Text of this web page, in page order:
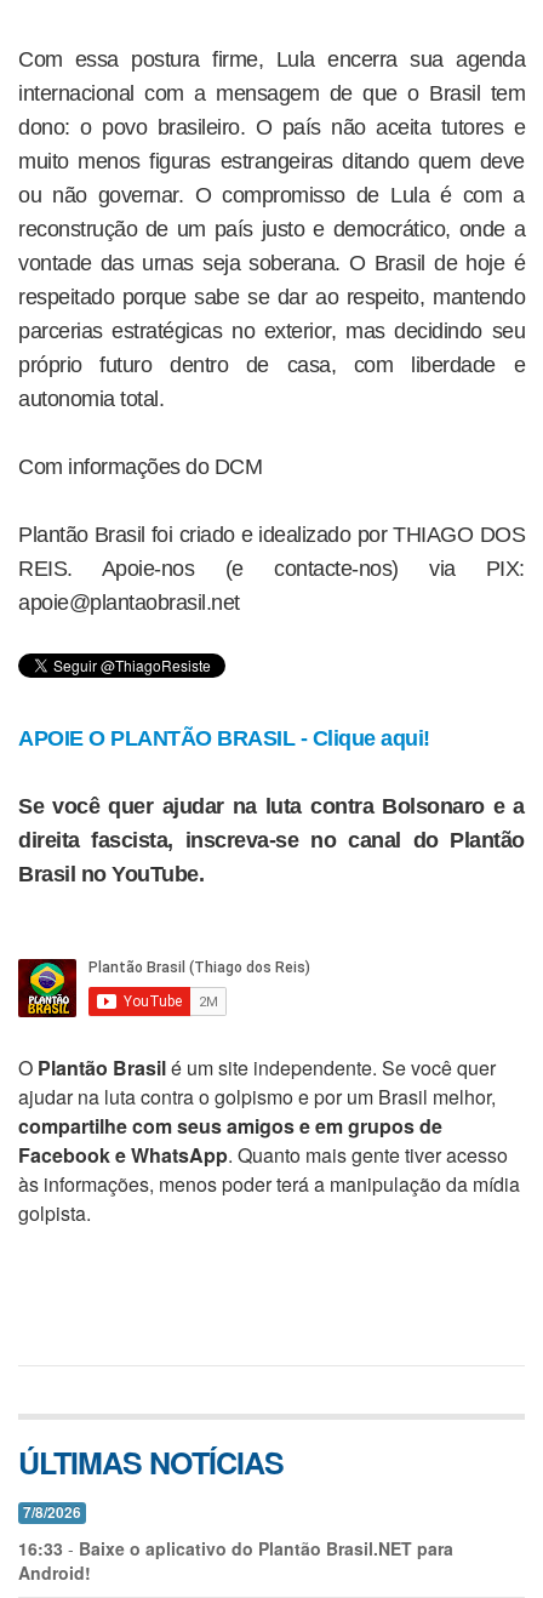
Com essa postura firme, Lula encerra sua agenda
internacional com a mensagem de que o Brasil tem
dono: o povo brasileiro. O país não aceita tutores e
muito menos figuras estrangeiras ditando quem deve
ou não governar. O compromisso de Lula é com a
reconstrução de um país justo e democrático, onde a
vontade das urnas seja soberana. O Brasil de hoje é
respeitado porque sabe se dar ao respeito, mantendo
parcerias estratégicas no exterior, mas decidindo seu
próprio futuro dentro de casa, com liberdade e
autonomia total.
Com informações do DCM
Plantão Brasil foi criado e idealizado por THIAGO DOS
REIS. Apoie-nos (e contacte-nos) via PIX:
apoie@plantaobrasil.net
APOIE O PLANTÃO BRASIL - Clique aqui!
Se você quer ajudar na luta contra Bolsonaro e a
direita fascista, inscreva-se no canal do Plantão
Brasil no YouTube.
O Plantão Brasilé um site independente. Se você quer
ajudar na luta contra o golpismo e por um Brasil melhor,
compartilhe com seus amigos e em grupos de
Facebook e WhatsApp. Quanto mais gente tiver acesso
às informações, menos poder terá a manipulação da mídia
golpista.
ÚLTIMAS NOTÍCIAS
7/8/2026
16:33 - Baixe o aplicativo do Plantão Brasil.NET para
Android!